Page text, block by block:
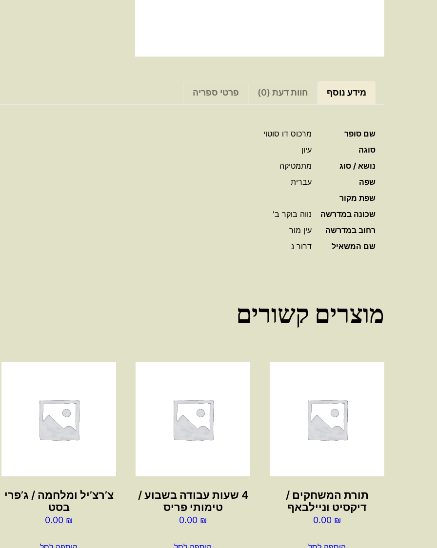
מידע נוסף חוות דעת (0) פרטי ספריה
שם סופר
מרכוס דו סוטוי
סוגה
עיון
נושא / סוג
מתמטיקה
שפה
עברית
שפת מקור
שכונה במדרשה
נווה בוקר ב'
רחוב במדרשה
עין מור
שם המשאיל
דרור נ
מוצרים קשורים
תורת המשחקים /
דיקסיט וניילבאף
0.00 ₪
4 שעות עבודה בשבוע /
טימותי פריס
0.00 ₪
צ’רצ’יל ומלחמה / ג’פרי
בסט
0.00 ₪